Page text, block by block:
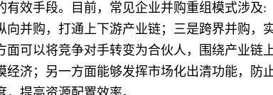
效手段。目前，常见企业并购重组模式涉及:
并购，打通上下游产业链；三是跨界并购，
可以将竞争对手转变为合伙人，围绕产业链
经济；另一方面能够发挥市场化出清功能，防